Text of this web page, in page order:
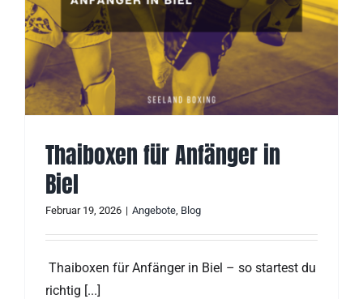
Thaiboxen für Anfänger in
Biel
Februar 19, 2026 | Angebote, Blog
Thaiboxen für Anfänger in Biel – so startest du
richtig [...]